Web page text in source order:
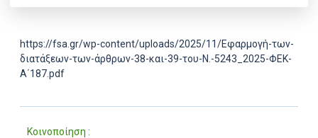
https://fsa.gr/wp-content/uploads/2025/11/Εφαρμογή-των-
διατάξεων-των-άρθρων-38-και-39-του-Ν.-5243_2025-ΦΕΚ-
Α΄187.pdf
Κοινοποίηση :